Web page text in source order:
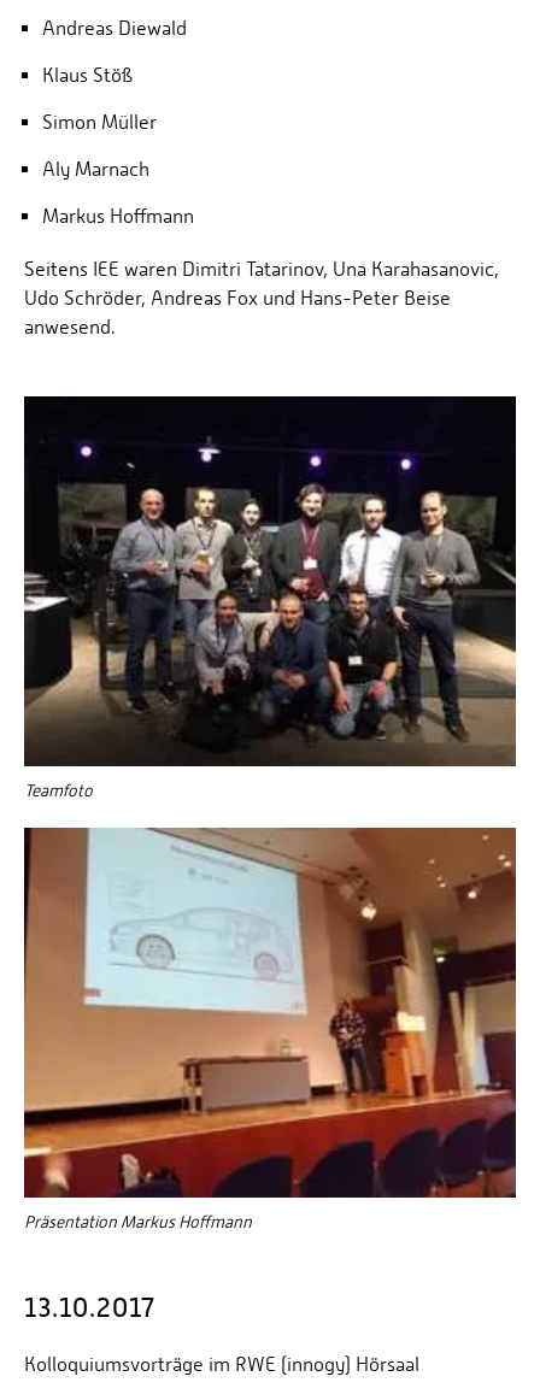
Andreas Diewald
Klaus Stöß
Simon Müller
Aly Marnach
Markus Hoffmann
Seitens IEE waren Dimitri Tatarinov, Una Karahasanovic,
Udo Schröder, Andreas Fox und Hans-Peter Beise
anwesend.
Teamfoto
Präsentation Markus Hoffmann
13.10.2017
Kolloquiumsvorträge im RWE (innogy) Hörsaal